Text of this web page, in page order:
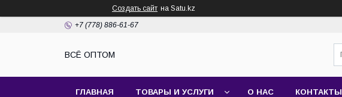
Создать сайт на Satu.kz
+7 (778) 886-61-67
ВСЁ ОПТОМ
ГЛАВНАЯ ТОВАРЫ И УСЛУГИ О НАС КОНТАКТЫ